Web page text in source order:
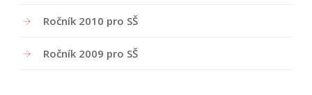
Ročník 2010 pro SŠ
Ročník 2009 pro SŠ